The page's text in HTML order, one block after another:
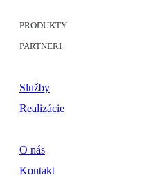
PRODUKTY
PARTNERI
Služby
Realizácie
O nás
Kontakt